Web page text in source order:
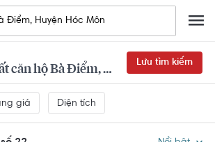
Mua bán nhà đất căn hộ Bà Điểm, Huyện Hóc Môn
Lưu tìm kiếm
giá Diện tích